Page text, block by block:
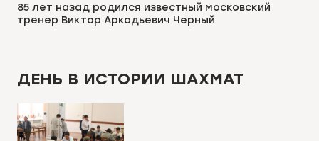
85 лет назад родился известный московский
тренер Виктор Аркадьевич Черный
ДЕНЬ В ИСТОРИИ ШАХМАТ